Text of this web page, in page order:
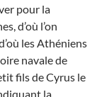
pour la
d’où l’on
les Athéniens
navale de
fils de Cyrus le
la